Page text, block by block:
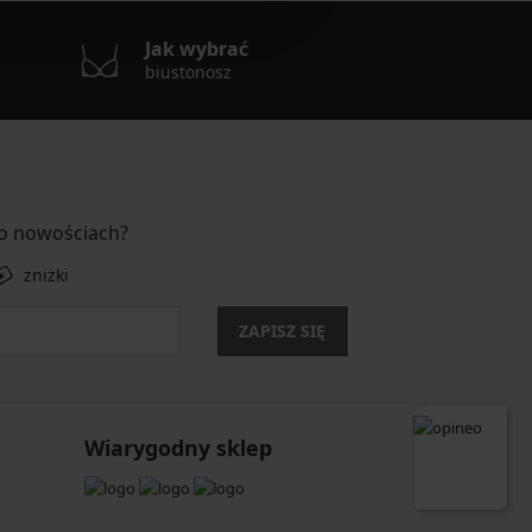
Jak wybrać
biustonosz
nowościach?
zniżki
ZAPISZ SIĘ
Wiarygodny sklep